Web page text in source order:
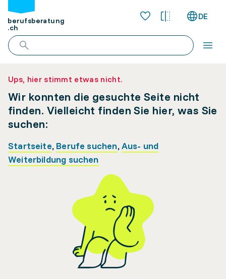
berufsberatung
.ch
DE
Ups, hier stimmt etwas nicht.
Wir konnten die gesuchte Seite nicht
finden. Vielleicht finden Sie hier, was Sie
suchen:
Startseite, Berufe suchen,Aus- und
Weiterbildung suchen